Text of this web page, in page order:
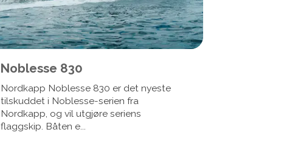
Noblesse 830
Nordkapp Noblesse 830 er det nyeste
tilskuddet i Noblesse-serien fra
Nordkapp, og vil utgjøre seriens
flaggskip. Båten e...